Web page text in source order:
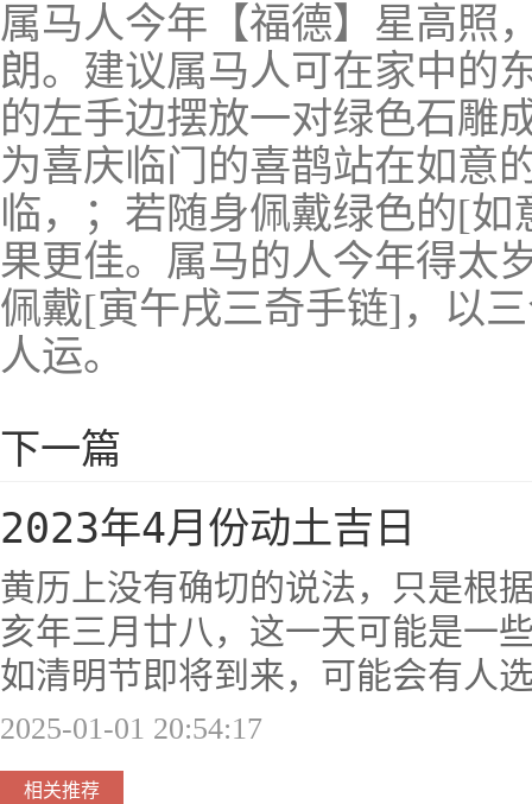
属马人今年【福德】星高照
朗。建议属马人可在家中的
的左手边摆放一对绿色石雕
为喜庆临门的喜鹊站在如意
临，；若随身佩戴绿色的[
果更佳。属马的人今年得太
佩戴[寅午戌三奇手链]，以
人运。
下一篇
2023年4月份动土吉日
黄历上没有确切的说法，只是根
亥年三月廿八，这一天可能是一
如清明节即将到来，可能会有人
2025-01-01 20:54:17
相关推荐